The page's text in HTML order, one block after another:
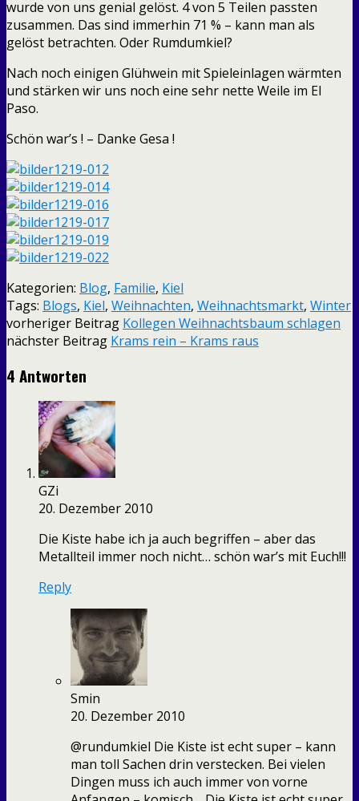
wurde von uns genial gelöst. 4 von 5 Teilen passten
zusammen. Das sind immerhin 71 % – kann man als
gelöst betrachten. Oder Rumdumkiel?
Nach noch einigen Glühwein mit Spieleinlagen wärmten
und stärken wir uns noch eine sehr nette Weile im El
Paso.
Schön war’s ! – Danke Gesa !
Kategorien: Blog, Familie, Kiel
Tags: Blogs, Kiel, Weihnachten, Weihnachtsmarkt, Winter
vorheriger Beitrag Kollegen Weihnachtsbaum schlagen
nächster Beitrag Krams rein – Krams raus
4 Antworten
GZi
20. Dezember 2010
Die Kiste habe ich ja auch begriffen – aber das
Metallteil immer noch nicht… schön war’s mit Euch!!!
Reply
Smin
20. Dezember 2010
@rundumkiel Die Kiste ist echt super – kann
man toll Sachen drin verstecken. Bei vielen
Dingen muss ich auch immer von vorne